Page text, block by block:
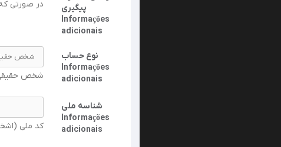
پیگیری
Informações
adicionais
در صورتی
نوع حساب
Informações
adicionais
شخص حقیقی
شناسه ملی
Informações
adicionais
کد ملی